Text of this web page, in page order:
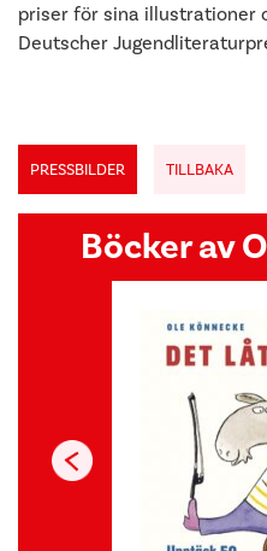
priser för sina illustrationer
Deutscher
PRESSBILDER TILLBAKA
Böcker av